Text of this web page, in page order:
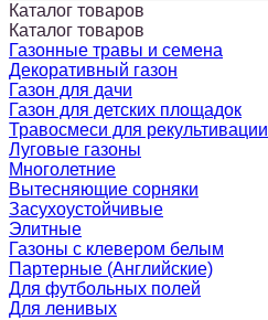
Каталог товаров
Каталог товаров
Газонные травы и семена
Декоративный газон
Газон для дачи
Газон для детских площадок
Травосмеси для рекультивации
Луговые газоны
Многолетние
Вытесняющие сорняки
Засухоустойчивые
Элитные
Газоны с клевером белым
Партерные (Английские)
Для футбольных полей
Для ленивых